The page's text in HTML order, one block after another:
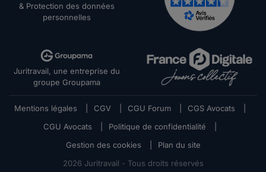
& Protection des données
personnelles
Juritravail, une entreprise du
groupe Groupama
Mentions légales CGV CGU Forum CGS Avocats
CGU Avocats
Politique de confidentialité
Gestion des cookies
Plan du site
2026 Juritravail - Tous droits réservés